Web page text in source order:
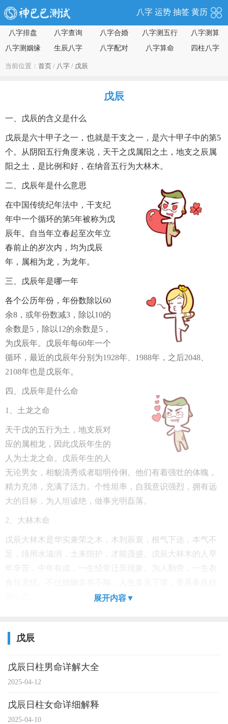
八字 运势 抽签 黄历
八字排盘 八字查询 八字合婚 八字测五行
八字测算
八字测姻缘
生辰八字 八字配对 八字算命 四柱八字
当前位置： 首页 / 八字 / 戊辰
戊辰
一、戊辰的含义是什么
戊辰是六十甲子之一，也就是干支之一，是六十甲子中的第5
个。从阴阳五行角度来说，天干之戊属阳之土，地支之辰属
阳之土，是比例和好，在纳音五行为大林木。
二、戊辰年是什么意思
在中国传统纪年法中，干支纪
年中一个循环的第5年被称为戊
辰年。自当年立春起至次年立
春前止的岁次内，均为戊辰
年，属相为龙，为龙年。
三、戊辰年是哪一年
各个公历年份，年份数除以60
余8，或年份数减3，除以10的
余数是5，除以12的余数是5，
为戊辰年。戊辰年每60年一个
循环，最近的戊辰年分别为1928年、1988年，之后2048、
2108年也是戊辰年。
四、戊辰年是什么命
1 、土龙之命
天干戊的五行为土，地支辰对
应的属相龙，因此戊辰年生的
人为土龙之命。戊辰年生的人
无论男女，相貌清秀或者聪明伶俐。他们有着强壮的体魄，
精力充沛，充满了活力。个性坦率，自我意识强烈，拥有远
大的目标，为人坦诚绝，做事光明磊落。
2 、大林木命
戊辰大林木是华实兼荣之木，木到辰衰，根气下达，本气不
足，须用水滋润，土来陪护，才能茂盛。戊辰大林木的人早
年辛苦，中年有成，一生经常迁异现象。为人勤劳，一生衣
展开内容▼
戊辰
戊辰日柱男命详解大全
2025-04-12
戊辰日柱女命详细解释
2025-04-10